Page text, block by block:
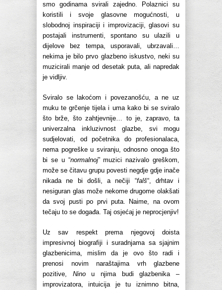
smo godinama svirali zajedno. Polaznici su
koristili i svoje glasovne mogućnosti, u
slobodnoj inspiraciji i improvizaciji, glasovi su
postajali instrumenti, spontano su ulazili u
dijelove bez tempa, usporavali, ubrzavali…
nekima je bilo prvo glazbeno iskustvo, neki su
muzicirali manje od desetak puta, ali napredak
je vidljiv.
Sviralo se lakoćom i povezanošću, a ne uz
muku te grčenje tijela i uma kako bi se sviralo
što brže, što zahtjevnije… to je, zapravo, ta
univerzalna inkluzivnost glazbe, svi mogu
sudjelovati, od početnika do profesionalaca,
nema pogreške u sviranju, odnosno onoga što
bi se u “normalnoj” muzici nazivalo greškom,
može se čitavu grupu povesti negdje gdje inače
nikada ne bi došli, a nečiji “falš“, drhtav i
nesiguran glas može nekome drugome olakšati
da svoj pusti po prvi puta. Naime, na ovom
tečaju to se događa. Taj osjećaj je neprocjenjiv!
Uz sav respekt prema njegovoj doista
impresivnoj biografiji i suradnjama sa sjajnim
glazbenicima, mislim da je ovo što radi i
prenosi novim naraštajima vrh glazbene
pozitive, Ninou njima budi glazbenika –
improvizatora, intuicija je tu iznimno bitna,